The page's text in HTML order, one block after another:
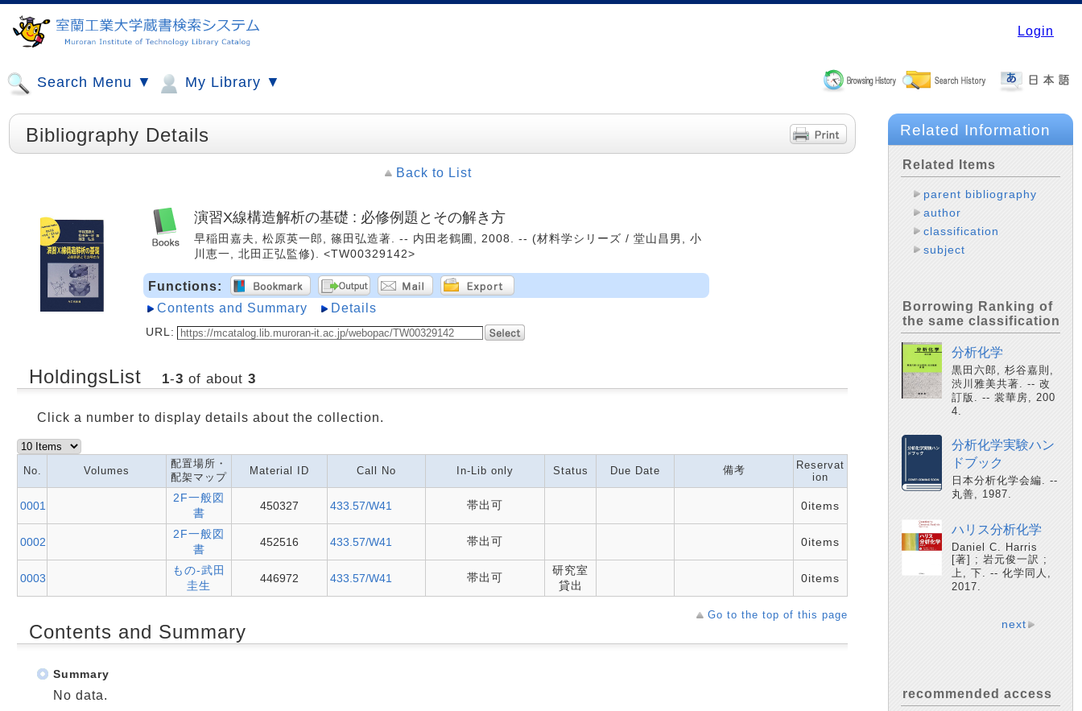
Login
Search Menu ▼ My Library ▼
Bibliography Details
Back to List
演習X線構造解析の基礎 : 必修例題とその解き方
早稲田嘉夫, 松原英一郎, 篠田弘造著. -- 内田老鶴圃, 2008. -- (材料学シリーズ / 堂山昌男, 小
川恵一, 北田正弘監修). <TW00329142>
Functions:
Contents and Summary
Details
URL:
HoldingsList 1-3 of about 3
Click a number to display details about the collection.
No. Volumes
配置場所・
配架マップ
Material ID Call No In-Lib only Status Due Date 備考
Reservat
ion
0001
2F一般図
書
450327 433.57/W41 帯出可 0items
0002
2F一般図
書
452516 433.57/W41 帯出可 0items
0003
もの-武田
圭生
446972 433.57/W41 帯出可
研究室
貸出
0items
Go to the top of this page
Contents and Summary
Summary
No data.
Related Information
Related Items
parent bibliography
author
classification
subject
Borrowing Ranking of
the same classification
分析化学
黒田六郎, 杉谷嘉則,
渋川雅美共著. -- 改
訂版. -- 裳華房, 200
4.
分析化学実験ハン
ドブック
日本分析化学会編. --
丸善, 1987.
ハリス分析化学
Daniel C. Harris
[著] ; 岩元俊一訳 ;
上, 下. -- 化学同人,
2017.
next
recommended access